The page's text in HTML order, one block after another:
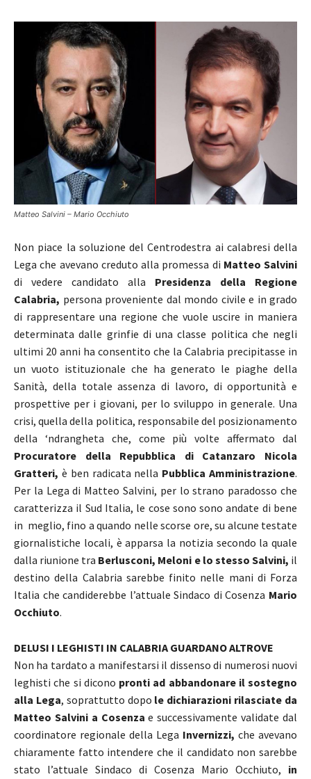
Matteo Salvini – Mario Occhiuto
Non piace la soluzione del Centrodestra ai calabresi della
Lega che avevano creduto alla promessa di Matteo Salvini
di vedere candidato alla Presidenza della Regione
Calabria, persona proveniente dal mondo civile e in grado
di rappresentare una regione che vuole uscire in maniera
determinata dalle grinfie di una classe politica che negli
ultimi 20 anni ha consentito che la Calabria precipitasse in
un vuoto istituzionale che ha generato le piaghe della
Sanità, della totale assenza di lavoro, di opportunità e
prospettive per i giovani, per lo sviluppo in generale. Una
crisi, quella della politica, responsabile del posizionamento
della ‘ndrangheta che, come più volte affermato dal
Procuratore della Repubblica di Catanzaro Nicola
Gratteri, è ben radicata nella Pubblica Amministrazione.
Per la Lega di Matteo Salvini, per lo strano paradosso che
caratterizza il Sud Italia, le cose sono sono andate di bene
in meglio, fino a quando nelle scorse ore, su alcune testate
giornalistiche locali, è apparsa la notizia secondo la quale
dalla riunione tra Berlusconi, Meloni e lo stesso Salvini, il
destino della Calabria sarebbe finito nelle mani di Forza
Italia che candiderebbe l’attuale Sindaco di Cosenza Mario
Occhiuto.
DELUSI I LEGHISTI IN CALABRIA GUARDANO ALTROVE
Non ha tardato a manifestarsi il dissenso di numerosi nuovi
leghisti che si dicono pronti ad abbandonare il sostegno
alla Lega, soprattutto dopo le dichiarazioni rilasciate da
Matteo Salvini a Cosenza e successivamente validate dal
coordinatore regionale della Lega Invernizzi, che avevano
chiaramente fatto intendere che il candidato non sarebbe
stato l’attuale Sindaco di Cosenza Mario Occhiuto, in